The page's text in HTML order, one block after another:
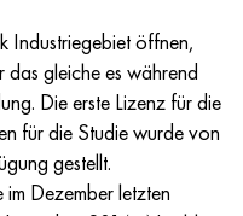
Industriegebiet öffnen,
gleiche es während
Die erste Lizenz für die
für die Studie wurde von
gestellt.
Dezember letzten